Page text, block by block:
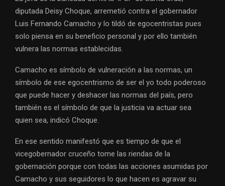
diputada Deisy Choque, arremetió contra el gobernador
Luis Fernando Camacho y lo tildó de egocentristas pues
solo piensa en su beneficio personal y por ello también
vulnera las normas establecidas.
Camacho es símbolo de vulneración a las normas, un
símbolo de ese egocentrismo de ser el yo todo poderoso
que puede hacer y deshacer las normas del país, pero
también es el símbolo de que la justicia va actuar sea
quien sea, indicó Choque.
En ese sentido manifestó que es tiempo de que el
vicegobernador cruceño tome las riendas de la
gobernación porque con todas las acciones asumidas por
Camacho y sus seguidores lo que hacen es agravar su